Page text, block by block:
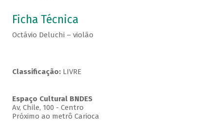
Ficha Técnica
Octávio Deluchi – violão
Classificação: LIVRE
Espaço Cultural BNDES
Av, Chile, 100 - Centro
Próximo ao metrô Carioca